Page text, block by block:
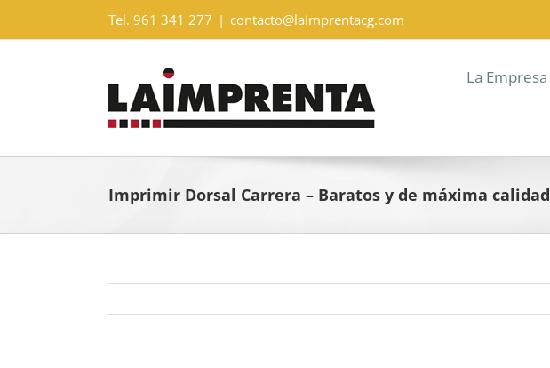
contenido
Tel. 961 341 277 | contacto@laimprentacg.com
La Empresa
Imprimir Dorsal Carrera – Baratos y de máxima calidad